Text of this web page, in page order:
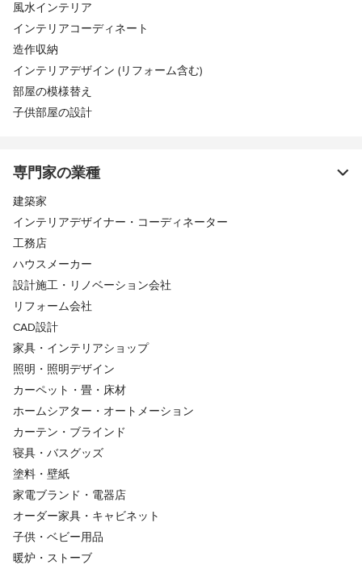
風水インテリア
インテリアコーディネート
造作収納
インテリアデザイン (リフォーム含む)
部屋の模様替え
子供部屋の設計
専門家の業種
建築家
インテリアデザイナー・コーディネーター
工務店
ハウスメーカー
設計施工・リノベーション会社
リフォーム会社
CAD設計
家具・インテリアショップ
照明・照明デザイン
カーペット・畳・床材
ホームシアター・オートメーション
カーテン・ブラインド
寝具・バスグッズ
塗料・壁紙
家電ブランド・電器店
オーダー家具・キャビネット
子供・ベビー用品
暖炉・ストーブ